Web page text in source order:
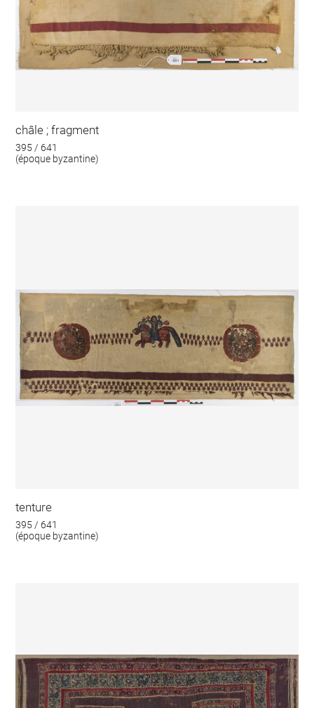
châle ; fragment
395 / 641
(époque byzantine)
tenture
395 / 641
(époque byzantine)